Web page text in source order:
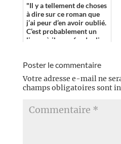
"Il y a tellement de choses
à dire sur ce roman que
j’ai peur d’en avoir oublié.
C’est probablement un
livre où il vous faudra lire
Poster le commentaire
Votre adresse e-mail ne
champs obligatoires sont